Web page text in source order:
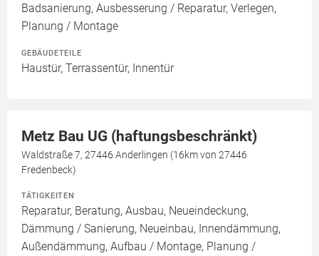
Badsanierung, Ausbesserung / Reparatur, Verlegen,
Planung / Montage
GEBÄUDETEILE
Haustür, Terrassentür, Innentür
Metz Bau UG (haftungsbeschränkt)
Waldstraße 7, 27446 Anderlingen (16km von 27446
Fredenbeck)
TÄTIGKEITEN
Reparatur, Beratung, Ausbau, Neueindeckung,
Dämmung / Sanierung, Neueinbau, Innendämmung,
Außendämmung, Aufbau / Montage, Planung /